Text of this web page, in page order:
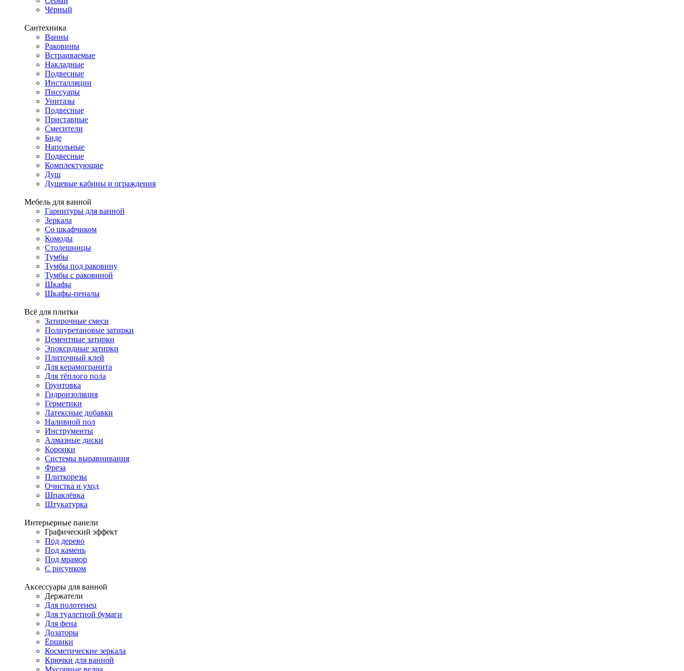
Чёрный
Сантехника
Ванны
Раковины
Встраиваемые
Накладные
Подвесные
Инсталляции
Писсуары
Унитазы
Подвесные
Приставные
Смесители
Биде
Напольные
Подвесные
Комплектующие
Душ
Душевые кабины и ограждения
Мебель для ванной
Гарнитуры для ванной
Зеркала
Со шкафчиком
Комоды
Столешницы
Тумбы
Тумбы под раковину
Тумбы с раковиной
Шкафы
Шкафы-пеналы
Всё для плитки
Затирочные смеси
Полиуретановые затирки
Цементные затирки
Эпоксидные затирки
Плиточный клей
Для керамогранита
Для тёплого пола
Грунтовка
Гидроизоляция
Герметики
Латексные добавки
Наливной пол
Инструменты
Алмазные диски
Коронки
Системы выравнивания
Фреза
Плиткорезы
Очистка и уход
Шпаклёвка
Штукатурка
Интерьерные панели
Графический эффект
Под дерево
Под камень
Под мрамор
С рисунком
Аксессуары для ванной
Держатели
Для полотенец
Для туалетной бумаги
Для фена
Дозаторы
Ёршики
Косметические зеркала
Крючки для ванной
Мусорные ведра